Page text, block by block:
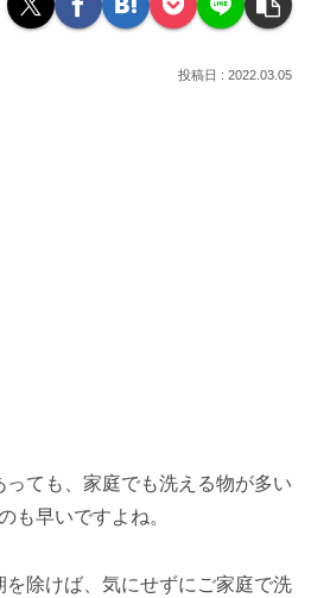
2022.03.05
ても、家庭でも洗える物が多い
も早いですよね。
除けば、気にせずにご家庭で洗